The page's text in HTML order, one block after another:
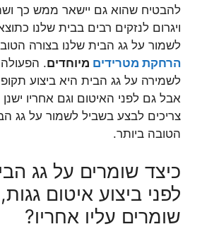
להבטיח שהוא גם יישאר ממש כך
ויגרום לנזקים רבים בבית שלנו
לשמור על גג הבית שלנו בצורה
הרחקת מטרידים מיוחדים.
לשמירה על גג הבית היא ביצוע
אבל גם לפני האיטום וגם אחריו
צריכים לבצע בשביל לשמור על גג
הטובה ביותר.
כיצד שומרים על גג
לפני ביצוע איטום
שומרים עליו אחריו?